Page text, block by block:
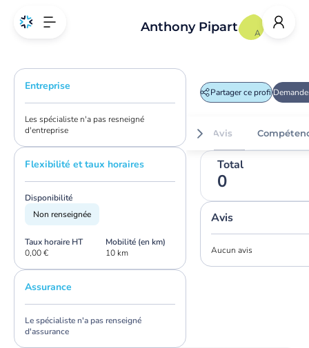
Entreprise
Les spécialiste n'a pas resneigné
d'entreprise
Flexibilité et taux horaires
Disponibilité
Non renseignée
Taux horaire HT
0,00 €
Mobilité (en km)
10 km
Assurance
Le spécialiste n'a pas renseigné
d'assurance
A
Anthony Pipart
Partager ce profil
Avis
Total
0
Avis
Aucun avis